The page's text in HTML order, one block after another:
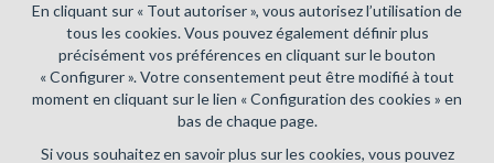
En cliquant sur « Tout autoriser », vous autorisez l’utilisation de
tous les cookies. Vous pouvez également définir plus
précisément vos préférences en cliquant sur le bouton
« Configurer ». Votre consentement peut être modifié à tout
moment en cliquant sur le lien « Configuration des cookies » en
bas de chaque page.
Si vous souhaitez en savoir plus sur les cookies, vous pouvez
Conditions générales d'utilisation du site
Charte de la protection de la vie privée
Configuration des cookies